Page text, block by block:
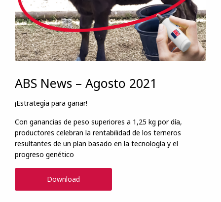
ABS News – Agosto 2021
¡Estrategia para ganar!
Con ganancias de peso superiores a 1,25 kg por día,
productores celebran la rentabilidad de los terneros
resultantes de un plan basado en la tecnología y el
progreso genético
Download